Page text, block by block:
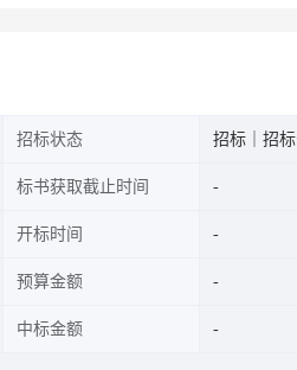
招标状态 招标｜招
标书获取截止时间
开标时间
预算金额
中标金额